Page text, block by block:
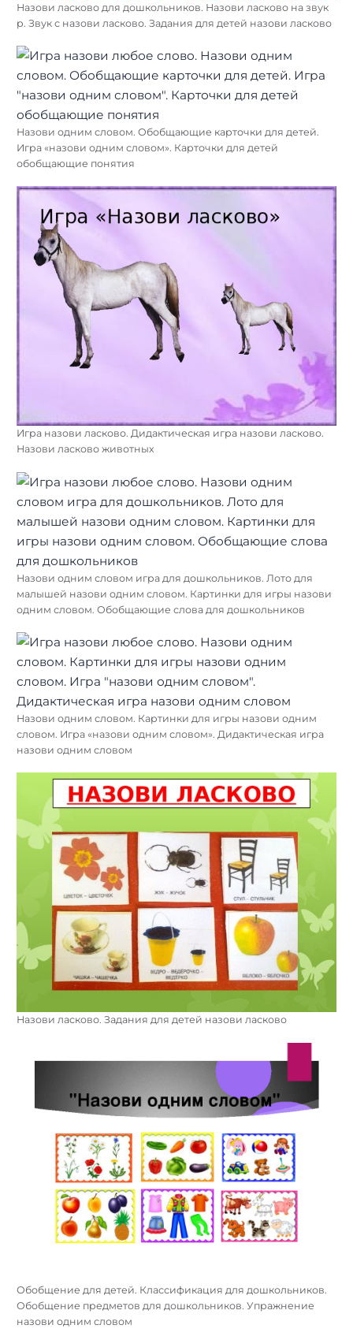
Назови ласково для дошкольников. Назови ласково на звук
р. Звук с назови ласково. Задания для детей назови ласково
Назови одним словом. Обобщающие карточки для детей.
Игра «назови одним словом». Карточки для детей
обобщающие понятия
Игра назови ласково. Дидактическая игра назови ласково.
Назови ласково животных
Назови одним словом игра для дошкольников. Лото для
малышей назови одним словом. Картинки для игры назови
одним словом. Обобщающие слова для дошкольников
Назови одним словом. Картинки для игры назови одним
словом. Игра «назови одним словом». Дидактическая игра
назови одним словом
Назови ласково. Задания для детей назови ласково
Обобщение для детей. Классификация для дошкольников.
Обобщение предметов для дошкольников. Упражнение
назови одним словом
Найти: